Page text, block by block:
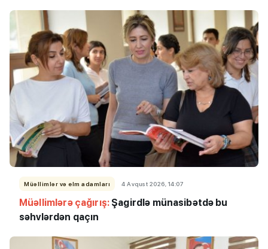
Müəllimlər və elm adamları 4 Avqust 2026, 14:07
Müəllimlərə çağırış: Şagirdlə münasibətdə bu
səhvlərdən qaçın